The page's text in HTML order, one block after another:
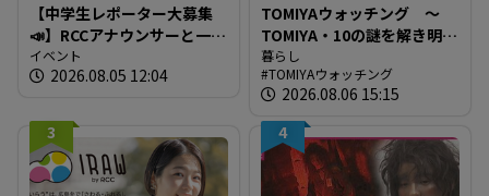
【中学生レポーター大募集
📣】RCCアナウンサーと一緒
に「広島の食」の現場を取
材しよう！
イベント
2026.08.05 12:04
TOMIYAウォッチング ～
TOMIYA・10の謎を解き明か
す～ 謎03 「なぜTOMIYAは
約1世紀も宝飾・時計業界で
生き抜いてこられたの
か？」
暮らし
TOMIYAウォッチング
2026.08.06 15:15
3
4